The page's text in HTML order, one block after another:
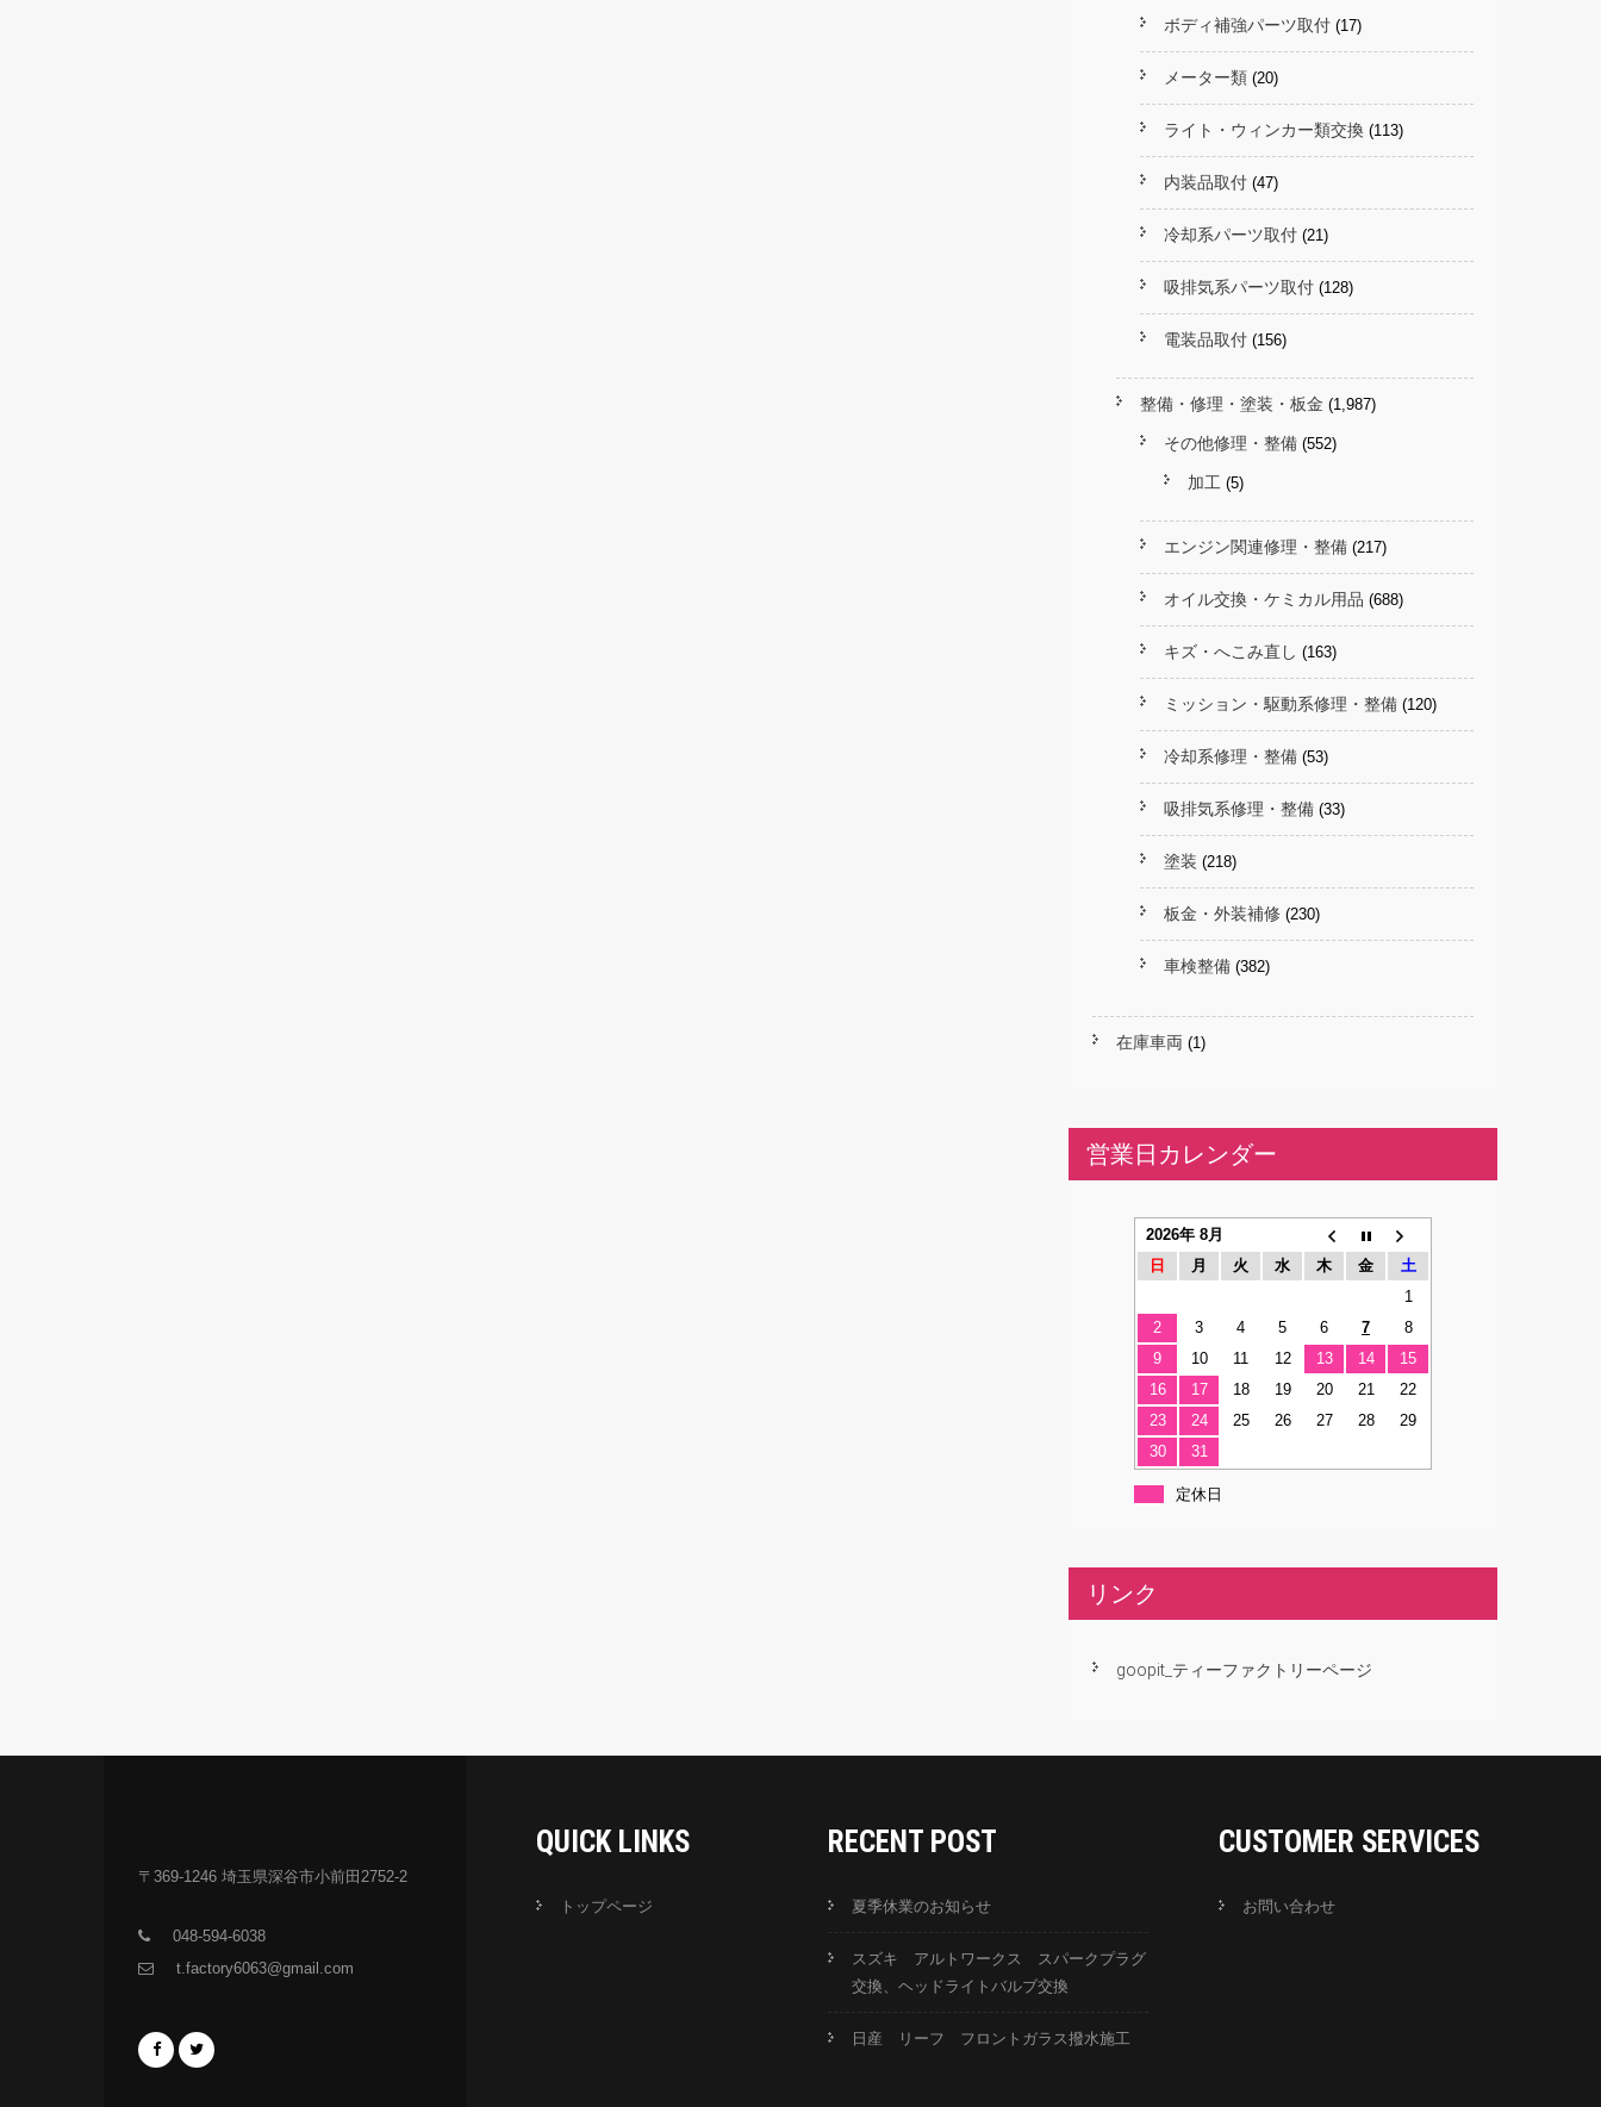
ボディ補強パーツ取付 (17)
メーター類 (20)
ライト・ウィンカー類交換 (113)
内装品取付 (47)
冷却系パーツ取付 (21)
吸排気系パーツ取付 (128)
電装品取付 (156)
整備・修理・塗装・板金 (1,987)
その他修理・整備 (552)
加工 (5)
エンジン関連修理・整備 (217)
オイル交換・ケミカル用品 (688)
キズ・へこみ直し (163)
ミッション・駆動系修理・整備 (120)
冷却系修理・整備 (53)
吸排気系修理・整備 (33)
塗装 (218)
板金・外装補修 (230)
車検整備 (382)
在庫車両 (1)
営業日カレンダー
2026年 8月
日
月 火 水 木 金
土
1
2
3 4 5 6 7
8
9
10 11 12 13 14
15
16
17 18 19 20 21
22
23
24 25 26 27 28
29
30
31
定休日
リンク
goopit_ティーファクトリーページ
〒369-1246 埼玉県深谷市小前田2752-2
048-594-6038
t.factory6063@gmail.com
QUICK LINKS
トップページ
RECENT POST
夏季休業のお知らせ
スズキ アルトワークス スパークプラグ
交換、ヘッドライトバルブ交換
日産 リーフ フロントガラス撥水施工
CUSTOMER SERVICES
お問い合わせ